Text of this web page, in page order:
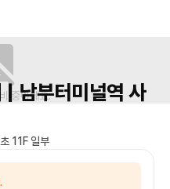
중이에요.
| 남부터미널역 사
11F 일부